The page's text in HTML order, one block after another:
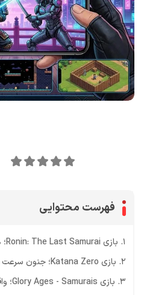
فهرست محتوایی
۱. بازی Ronin: The Last Samurai؛ هنر نقاشی و جنگ
۲. بازی Katana Zero؛ جنون سرعت و داستان‌سرایی
۳. بازی Glory Ages - Samurais؛ واقع‌گرایی در میدان نبرد